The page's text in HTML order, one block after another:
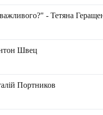
- Тетяна
Швец
Портников